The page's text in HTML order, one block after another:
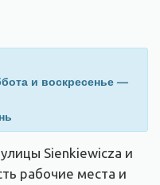
и воскресенье —
Sienkiewicza и
рабочие места и